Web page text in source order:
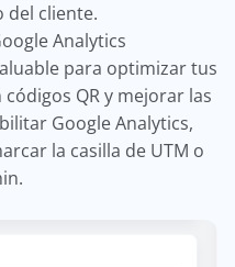
del cliente.
Analytics
para optimizar tus
QR y mejorar las
Google Analytics,
la casilla de UTM o